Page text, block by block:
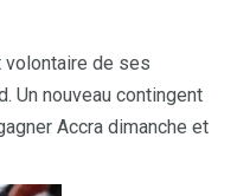
volontaire de ses
Un nouveau contingent
Accra dimanche et